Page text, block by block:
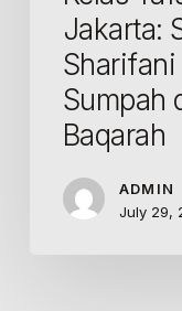
Jakarta:
Sumpah
Baqarah
ADMIN
July 29,